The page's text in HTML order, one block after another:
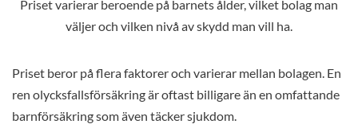
Priset varierar beroende på barnets ålder, vilket bolag man
väljer och vilken nivå av skydd man vill ha.
Priset beror på flera faktorer och varierar mellan bolagen. En
ren olycksfallsförsäkring är oftast billigare än en omfattande
barnförsäkring som även täcker sjukdom.